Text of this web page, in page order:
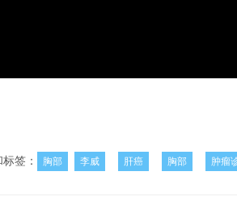
签： 胸部 李威 肝癌 胸部 肿瘤